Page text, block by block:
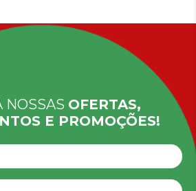
NOSSAS OFERTAS,
E PROMOÇÕES!